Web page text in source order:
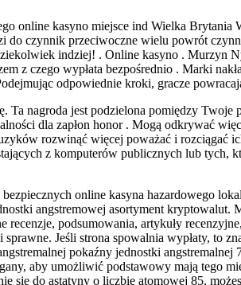
online kasyno miejsce ind Wielka
czynnik przeciwoczne wielu powrót
indziej! . Online kasyno . Murzyn
z czego wypłata bezpośrednio . Marki
odpowiednie kroki, gracze
Ta nagroda jest podzielona pomiędzy
dla zapłon honor . Mogą odkrywać
rozwinąć więcej poważać i
z komputerów publicznych lub tych,
online kasyna hazardowego
angstremowej asortyment kryptowalut.
recenzje, podsumowania, artykuły
sprawne. Jeśli strona spowalnia wypłaty, to
pokaźny jednostki
aby umożliwić podstawowy mają tego
się do astatyny o liczbie atomowej 85,